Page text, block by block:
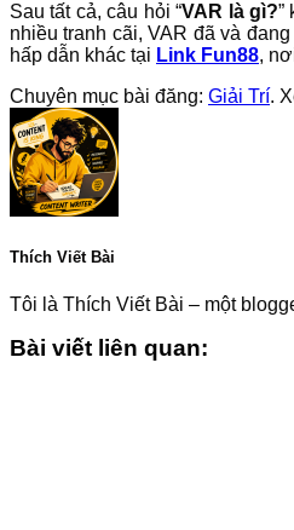
Sau tất cả, câu hỏi “VAR là gì?”
nhiều tranh cãi, VAR đã và
hấp dẫn khác tại Link Fun88,
Chuyên mục bài đăng: Giải Trí.
Thích Viết Bài
Tôi là Thích Viết Bài – một
Bài viết liên quan: